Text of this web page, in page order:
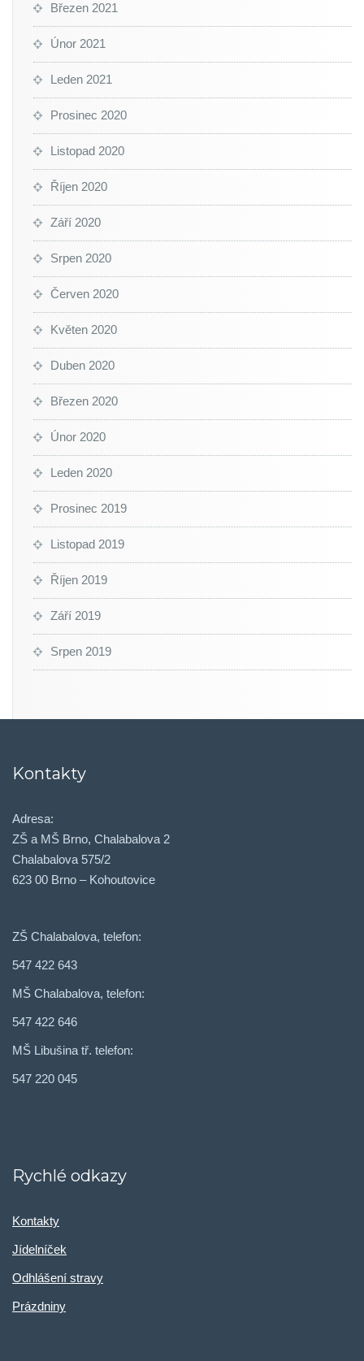
Březen 2021
Únor 2021
Leden 2021
Prosinec 2020
Listopad 2020
Říjen 2020
Září 2020
Srpen 2020
Červen 2020
Květen 2020
Duben 2020
Březen 2020
Únor 2020
Leden 2020
Prosinec 2019
Listopad 2019
Říjen 2019
Září 2019
Srpen 2019
Kontakty
Adresa:
ZŠ a MŠ Brno, Chalabalova 2
Chalabalova 575/2
623 00 Brno – Kohoutovice
ZŠ Chalabalova, telefon:
547 422 643
MŠ Chalabalova, telefon:
547 422 646
MŠ Libušina tř. telefon:
547 220 045
Rychlé odkazy
Kontakty
Jídelníček
Odhlášení stravy
Prázdniny